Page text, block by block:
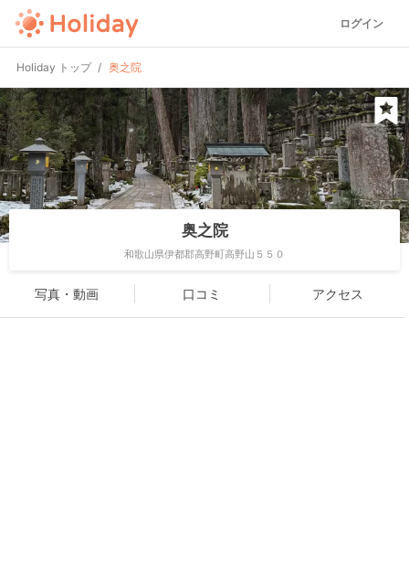
ログイン
Holiday トップ 奥之院
奥之院
和歌山県伊都郡高野町高野山５５０
写真・動画 口コミ アクセス